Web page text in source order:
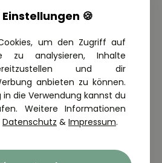
sichern!
ob du einen der limitierten
bekommst. Natürlich alles
und unverbindlich!
🍪
um den Zugriff auf
zu analysieren, Inhalte
und dir
anbieten zu können.
in die Verwendung kannst du
Weitere Informationen
Datenschutz & Impressum.